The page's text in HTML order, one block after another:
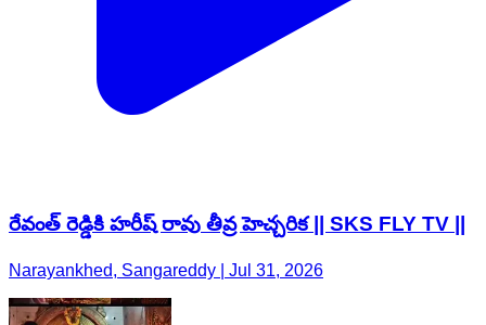
రేవంత్ రెడ్డికి హరీష్ రావు తీవ్ర హెచ్చరిక || SKS FLY TV ||
Narayankhed, Sangareddy | Jul 31, 2026